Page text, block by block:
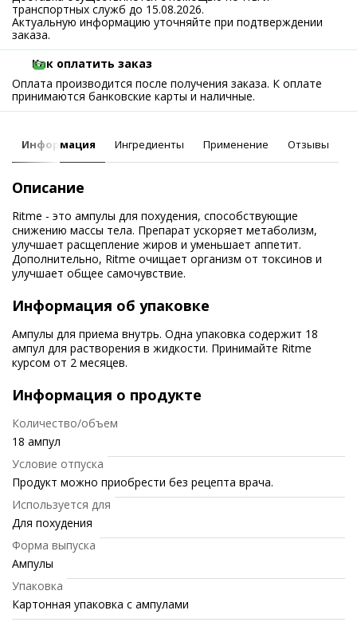
транспортных служб до 15.08.2026.
Актуальную информацию уточняйте при подтверждении
заказа.
Как оплатить заказ
Оплата производится после получения заказа. К оплате
принимаются банковские карты и наличные.
Информация Ингредиенты Применение Отзывы
Описание
Ritme - это ампулы для похудения, способствующие
снижению массы тела. Препарат ускоряет метаболизм,
улучшает расщепление жиров и уменьшает аппетит.
Дополнительно, Ritme очищает организм от токсинов и
улучшает общее самочувствие.
Информация об упаковке
Ампулы для приема внутрь. Одна упаковка содержит 18
ампул для растворения в жидкости. Принимайте Ritme
курсом от 2 месяцев.
Информация о продукте
Количество/объем
18 ампул
Условие отпуска
Продукт можно приобрести без рецепта врача.
Используется для
Для похудения
Форма выпуска
Ампулы
Упаковка
Картонная упаковка с ампулами